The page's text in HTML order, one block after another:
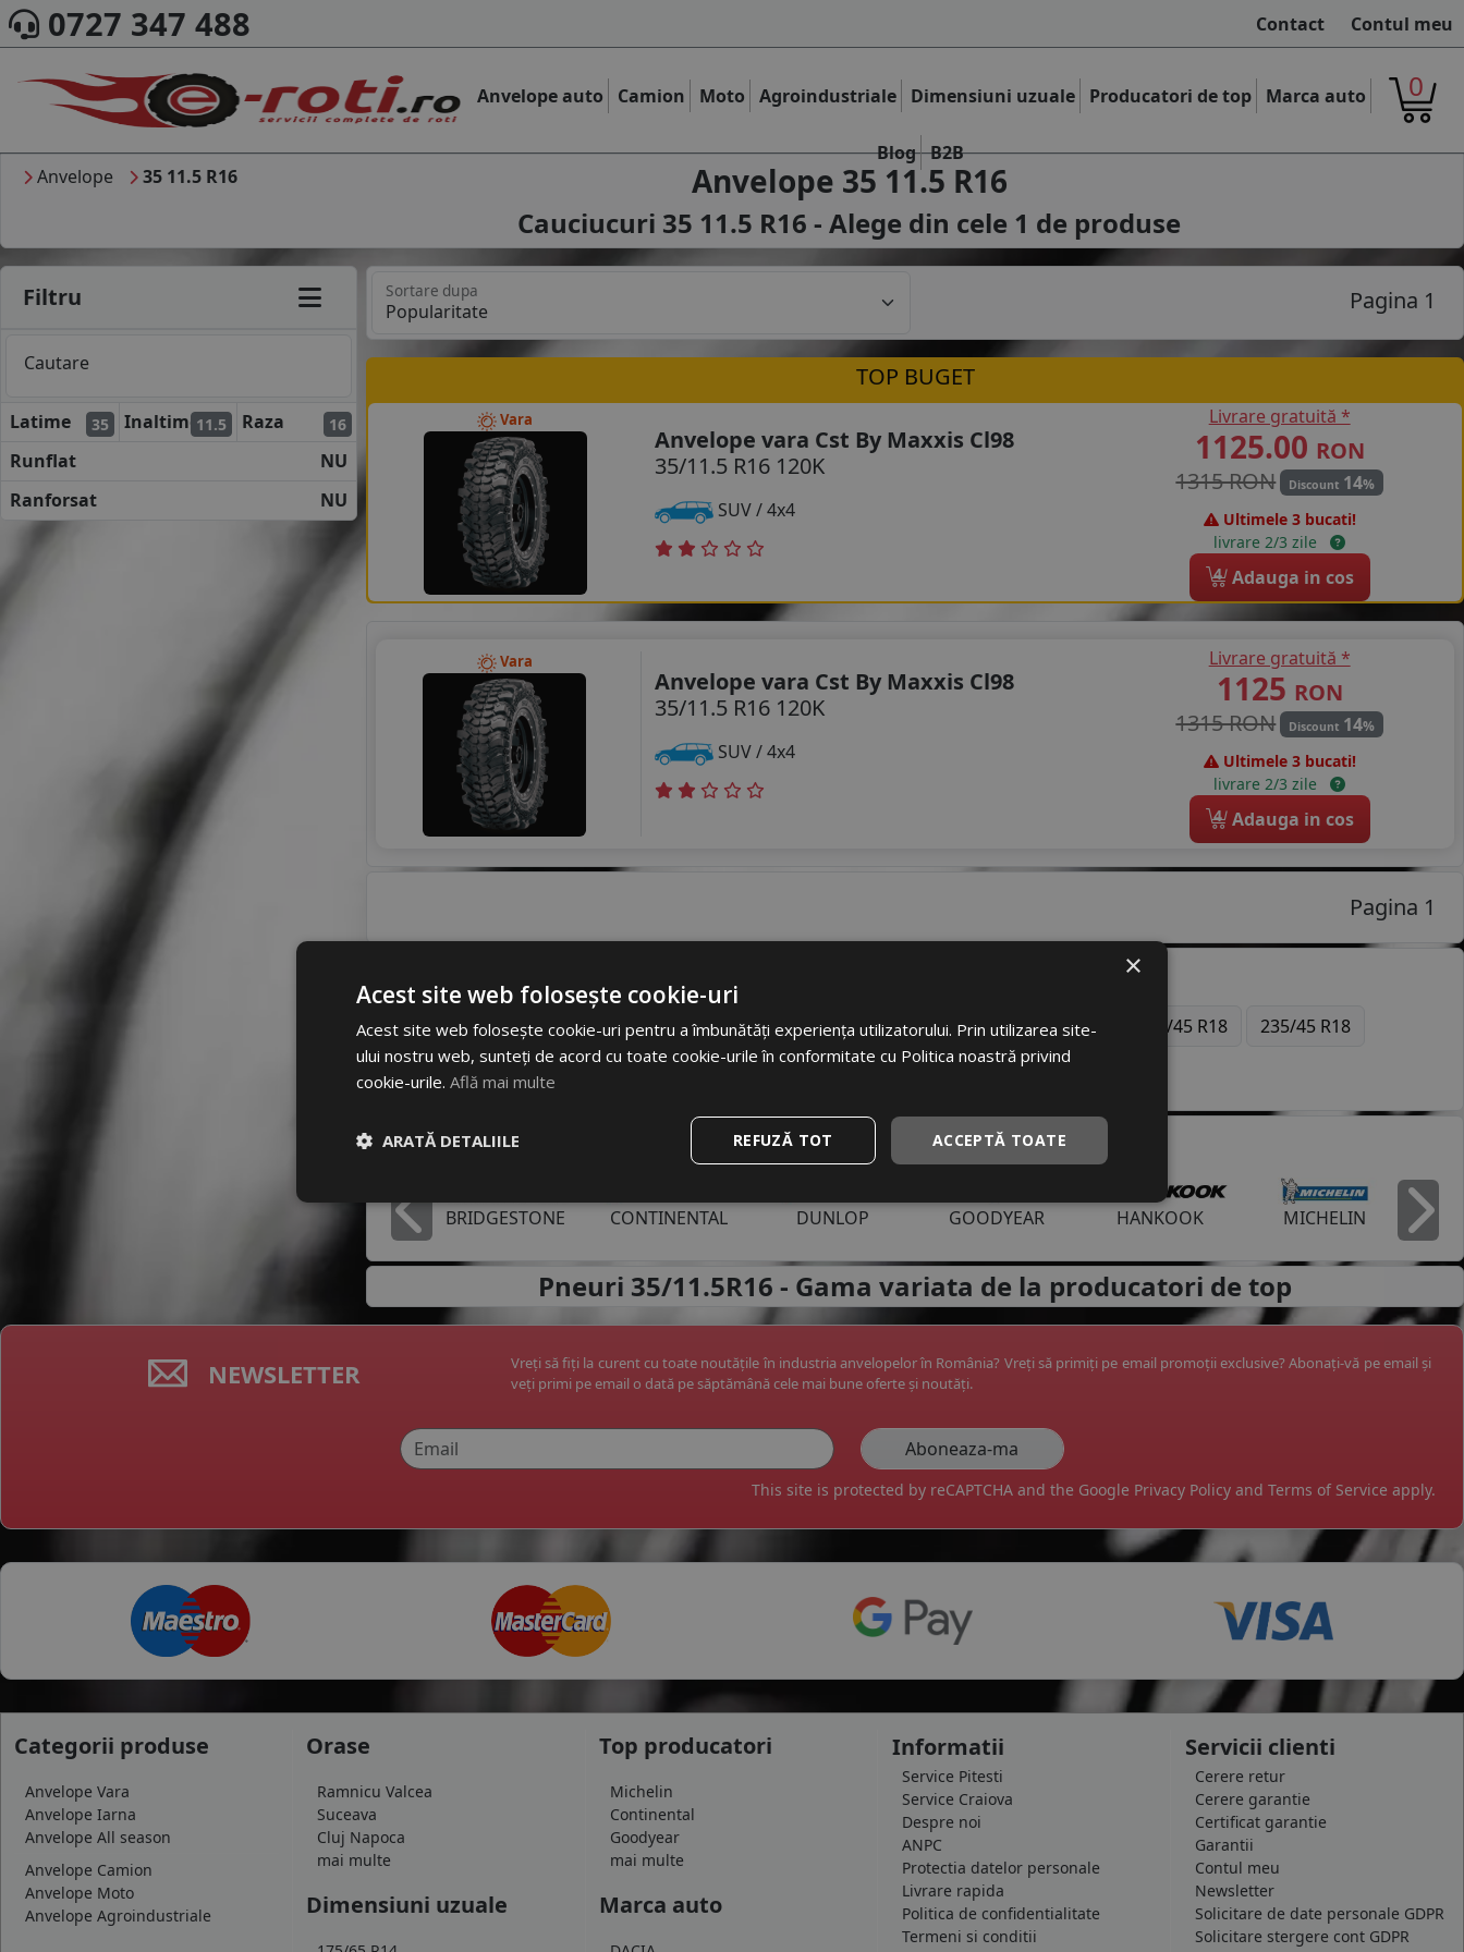
0727 347 488 Contact Contul meu
Anvelope auto Camion Moto Agroindustriale Dimensiuni uzuale Producatori de top Marca auto
Blog B2B
0
Anvelope 35 11.5 R16 Anvelope 35 11.5 R16
Cauciucuri 35 11.5 R16 - Alege din cele 1 de produse
Filtru
Cautare
Latime 35 Inaltime11.5 Raza 16
Runflat
NU
Ranforsat
NU
Sortare dupa Pagina 1
TOP BUGET
Vara
Anvelope vara Cst By Maxxis Cl98
35/11.5 R16 120K
SUV / 4x4
Livrare gratuită *
1125.00 RON
1315 RON
Discount 14%
Ultimele 3 bucati!
livrare 2/3 zile
4 Adauga in cos
Vara
Anvelope vara Cst By Maxxis Cl98
35/11.5 R16 120K
SUV / 4x4
Livrare gratuită *
1125 RON
1315 RON
Discount 14%
Ultimele 3 bucati!
livrare 2/3 zile
4 Adauga in cos
Pagina 1
Dimensiuni uzuale anvelope:
205/55 R16 195/65 R15 225/45 R17 225/55 R19 245/45 R18 195/55 R16 225/45 R18
235/45 R18
Mai multe
Producatori anvelope:
BRIDGESTONE CONTINENTAL DUNLOP GOODYEAR HANKOOK MICHELIN
Inapoi
Pneuri 35/11.5R16 - Gama variata de la producatori de top
NEWSLETTER
Vreți să fiți la curent cu toate noutățile în industria anvelopelor în România? Vreți să primiți pe email promoții exclusive? Abonați-vă pe email și
veți primi pe email o dată pe săptămână cele mai bune oferte și noutăți.
This site is protected by reCAPTCHA and the Google Privacy Policy and Terms of Service apply.
Categorii produse
Anvelope Vara
Anvelope Iarna
Anvelope All season
Anvelope Camion
Anvelope Moto
Anvelope Agroindustriale
Orase
Ramnicu Valcea
Suceava
Cluj Napoca
mai multe
Dimensiuni uzuale
Top producatori
Michelin
Continental
Goodyear
mai multe
Marca auto
Informatii
Service Pitesti
Service Craiova
Despre noi
ANPC
Protectia datelor personale
Livrare rapida
Politica de confidentialitate
Termeni si conditii
Servicii clienti
Cerere retur
Cerere garantie
Certificat garantie
Garantii
Contul meu
Newsletter
Solicitare de date personale GDPR
Solicitare stergere cont GDPR
×
Acest site web folosește cookie-uri
Acest site web folosește cookie-uri pentru a îmbunătăți experiența utilizatorului. Prin utilizarea site-
ului nostru web, sunteți de acord cu toate cookie-urile în conformitate cu Politica noastră privind
cookie-urile. Află mai multe
ACCEPTĂ TOATE
REFUZĂ TOT
ARATĂ DETALIILE